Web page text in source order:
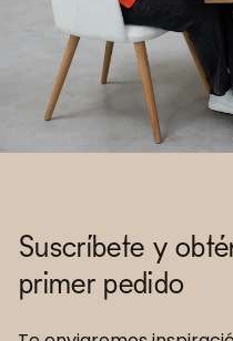
Suscríbete y
primer pedido